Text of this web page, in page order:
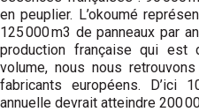
en peuplier. L’okoumé
125 000 m3 de panneaux par
production française qui est
volume, nous nous
fabricants européens. D’ici
annuelle devrait atteindre 200